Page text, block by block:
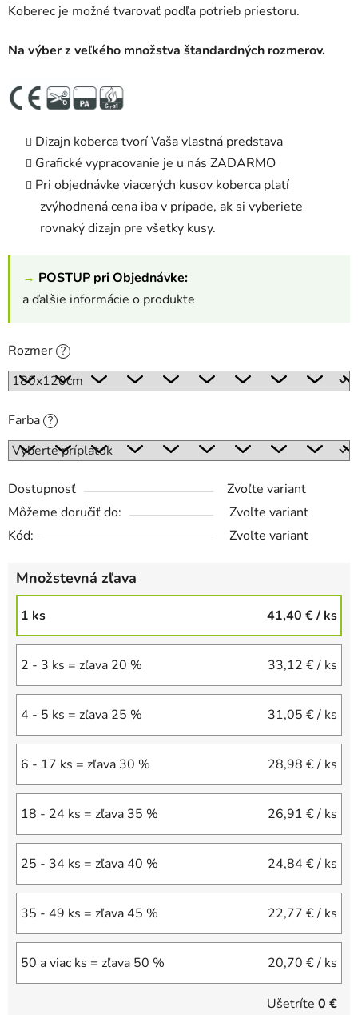
Koberec je možné tvarovať podľa potrieb priestoru.
Na výber z veľkého množstva štandardných rozmerov.
Dizajn koberca tvorí Vaša vlastná predstava
Grafické vypracovanie je u nás ZADARMO
Pri objednávke viacerých kusov koberca platí
zvýhodnená cena iba v prípade, ak si vyberiete
rovnaký dizajn pre všetky kusy.
→ POSTUP pri Objednávke:
a ďalšie informácie o produkte
Rozmer ?
Farba ?
Dostupnosť
Zvoľte variant
Môžeme doručiť do:
Zvoľte variant
Kód:
Zvoľte variant
Množstevná zľava
1 ks 41,40 €/ ks
2 - 3 ks = zľava 20 % 33,12 €/ ks
4 - 5 ks = zľava 25 % 31,05 €/ ks
6 - 17 ks = zľava 30 % 28,98 €/ ks
18 - 24 ks = zľava 35 % 26,91 €/ ks
25 - 34 ks = zľava 40 % 24,84 €/ ks
35 - 49 ks = zľava 45 % 22,77 €/ ks
50 a viac ks = zľava 50 % 20,70 €/ ks
Ušetríte 0 €